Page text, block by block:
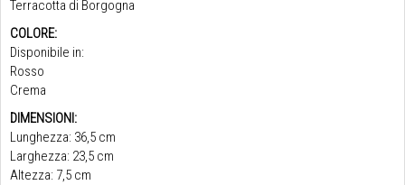
Terracotta di Borgogna
COLORE:
Disponibile in:
Rosso
Crema
DIMENSIONI:
Lunghezza: 36,5 cm
Larghezza: 23,5 cm
Altezza: 7,5 cm